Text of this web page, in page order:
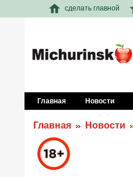
сделать главной
Главная Новости
Главная Новости